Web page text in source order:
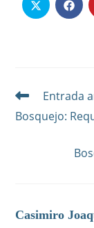
Se
abre
Se
abre
Leer
artículos
Entrada
Bosquejo:
Casimiro